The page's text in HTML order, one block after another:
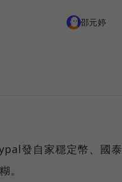
邵元婷
發自家穩定幣、國
。